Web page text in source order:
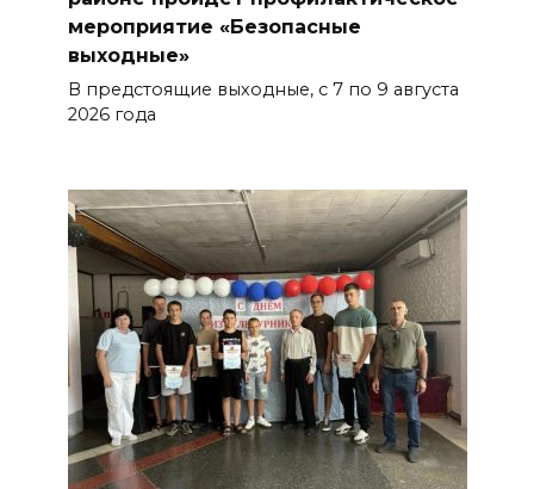
Судьба аварийного особняка
в донской столице
мероприятие «Безопасные
выходные»
В предстоящие выходные, с 7 по 9 августа
2026 года